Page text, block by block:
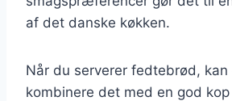
af det danske køkken.
Når du serverer fedtebrød,
kombinere det med en god